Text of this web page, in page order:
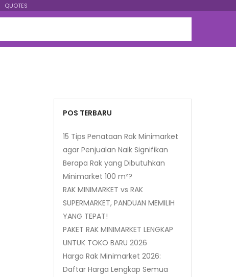
QUOTES
POS TERBARU
15 Tips Penataan Rak Minimarket
agar Penjualan Naik Signifikan
Berapa Rak yang Dibutuhkan
Minimarket 100 m²?
RAK MINIMARKET vs RAK
SUPERMARKET, PANDUAN MEMILIH
YANG TEPAT!
PAKET RAK MINIMARKET LENGKAP
UNTUK TOKO BARU 2026
Harga Rak Minimarket 2026:
Daftar Harga Lengkap Semua